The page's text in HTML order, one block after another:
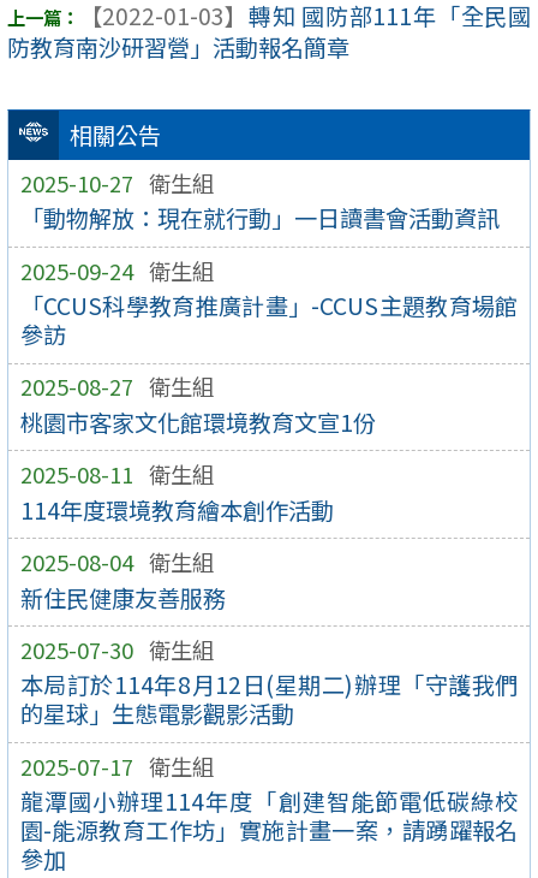
相關公告
2025-10-27 衛生組
「動物解放：現在就行動」一日讀書會活動資訊
2025-09-24 衛生組
「CCUS科學教育推廣計畫」-CCUS主題教育場館
參訪
2025-08-27 衛生組
桃園市客家文化館環境教育文宣1份
2025-08-11 衛生組
114年度環境教育繪本創作活動
2025-08-04 衛生組
新住民健康友善服務
2025-07-30 衛生組
本局訂於114年8月12日(星期二)辦理「守護我們
的星球」生態電影觀影活動
2025-07-17 衛生組
龍潭國小辦理114年度「創建智能節電低碳綠校
園-能源教育工作坊」實施計畫一案，請踴躍報名
參加
【2022-01-03】 轉知 國防部111年「全民國
防教育南沙研習營」活動報名簡章